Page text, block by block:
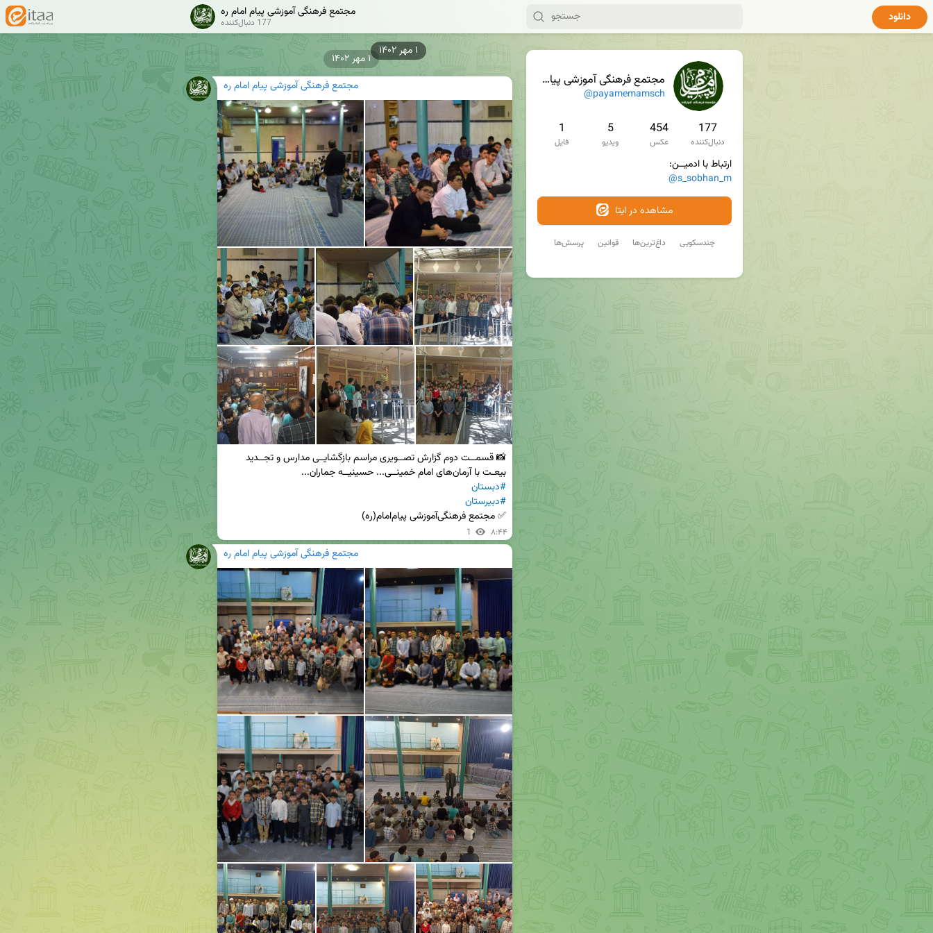
۱ مهر ۱۴۰۲
مجتمع فرهنگی آموزشی پیام امام ره
@payamemamsch
177
دنبال‌کننده
454
عکس
5
ویدیو
1
فایل
ارتباط با ادمیــن:
@s_sobhan_m
مشاهده در ایتا
پرسش‌ها قوانین داغ‌ترین‌ها چندسکویی
مجتمع فرهنگی آموزشی پیام امام ره
177 دنبال‌کننده دانلود
مجتمع فرهنگی آموزشی پیام امام ره
بیعـت با آرمان‌های امام خمینــی... حسینیــه جماران...
#دبستان
#دبیرستان
✅ مجتمع فرهنگی‌آموزشی پیام‌امام(ره)
1 ۸:۴۴
۱ مهر ۱۴۰۲
مجتمع فرهنگی آموزشی پیام امام ره